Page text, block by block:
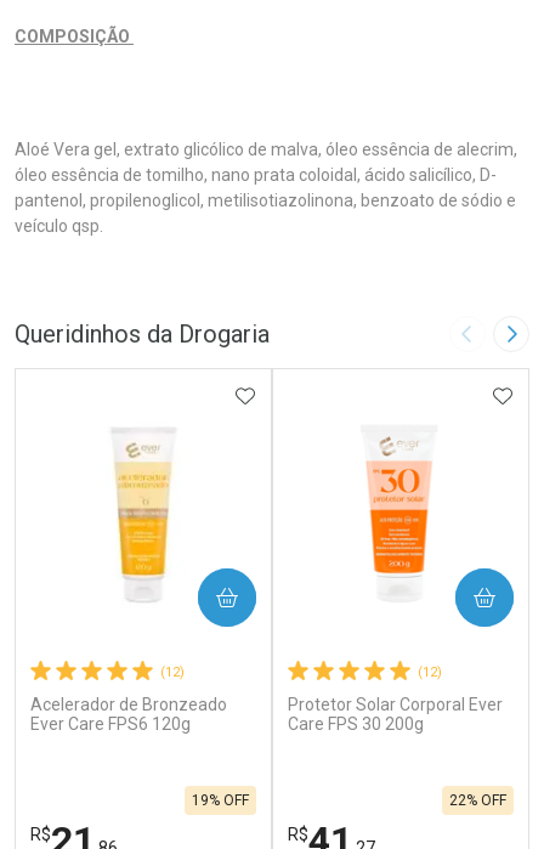
COMPOSIÇÃO
Aloé Vera gel, extrato glicólico de malva, óleo essência de alecrim,
óleo essência de tomilho, nano prata coloidal, ácido salicílico, D-
pantenol, propilenoglicol, metilisotiazolinona, benzoato de sódio e
veículo qsp.
Queridinhos da Drogaria Imagem
(12)
Acelerador de Bronzeado
Ever Care FPS6 120g
R$
19% OFF
ADICIONAR AOS FAVORITOS
COMPRAR
(12)
Protetor Solar Corporal Ever
Care FPS 30 200g
R$
22% OFF
COMPRAR